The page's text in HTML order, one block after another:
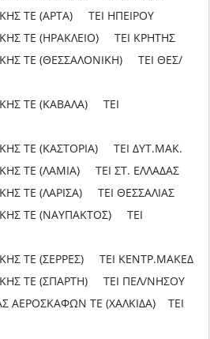
ΤΕ (ΑΡΤΑ) ΤΕΙ ΗΠΕΙΡΟΥ
ΤΕ (ΗΡΑΚΛΕΙΟ) ΤΕΙ ΚΡΗΤΗΣ
ΤΕ (ΘΕΣΣΑΛΟΝΙΚΗ) ΤΕΙ ΘΕΣ/
ΤΕ (ΚΑΒΑΛΑ) ΤΕΙ
ΤΕ (ΚΑΣΤΟΡΙΑ) ΤΕΙ ΔΥΤ.ΜΑΚ.
ΤΕ (ΛΑΜΙΑ) ΤΕΙ ΣΤ. ΕΛΛΑΔΑΣ
ΤΕ (ΛΑΡΙΣΑ) ΤΕΙ ΘΕΣΣΑΛΙΑΣ
ΤΕ (ΝΑΥΠΑΚΤΟΣ) ΤΕΙ
ΤΕ (ΣΕΡΡΕΣ) ΤΕΙ ΚΕΝΤΡ.ΜΑΚΕΔ
ΤΕ (ΣΠΑΡΤΗ) ΤΕΙ ΠΕΛ/ΝΗΣΟΥ
ΑΕΡΟΣΚΑΦΩΝ ΤΕ (ΧΑΛΚΙΔΑ) ΤΕΙ